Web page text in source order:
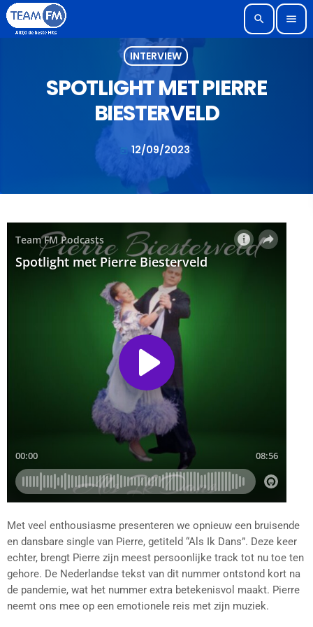
search menu
INTERVIEW
SPOTLIGHT MET PIERRE
BIESTERVELD
today 12/09/2023
Met veel enthousiasme presenteren we opnieuw een bruisende
en dansbare single van Pierre, getiteld “Als Ik Dans”. Deze keer
echter, brengt Pierre zijn meest persoonlijke track tot nu toe ten
gehore. De Nederlandse tekst van dit nummer ontstond kort na
de pandemie, wat het nummer extra betekenisvol maakt. Pierre
neemt ons mee op een emotionele reis met zijn muziek.